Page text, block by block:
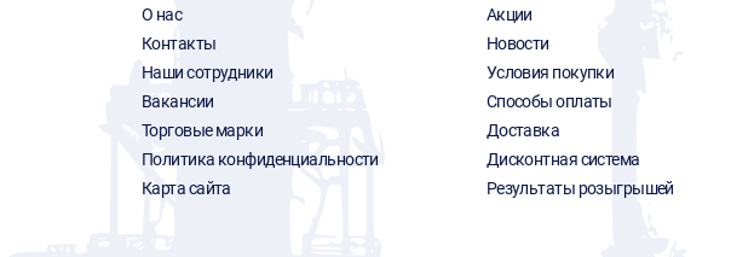
О нас
Контакты
Наши сотрудники
Вакансии
Торговые марки
Политика конфиденциальности
Карта сайта
Акции
Новости
Условия покупки
Способы оплаты
Доставка
Дисконтная система
Результаты розыгрышей